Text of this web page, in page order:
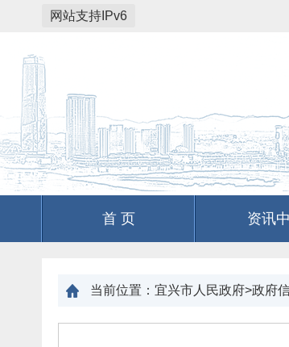
网站支持IPv6
首 页 资讯
当前位置： 宜兴市人民政府>政府